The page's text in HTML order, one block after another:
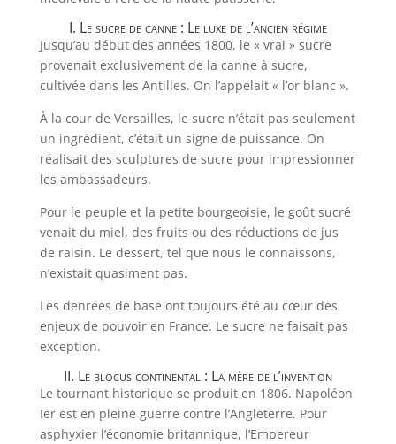
I. Le sucre de canne : Le luxe de l’ancien régime
Jusqu’au début des années 1800, le « vrai » sucre
provenait exclusivement de la canne à sucre,
cultivée dans les Antilles. On l’appelait « l’or blanc ».
À la cour de Versailles, le sucre n’était pas seulement
un ingrédient, c’était un signe de puissance. On
réalisait des sculptures de sucre pour impressionner
les ambassadeurs.
Pour le peuple et la petite bourgeoisie, le goût sucré
venait du miel, des fruits ou des réductions de jus
de raisin. Le dessert, tel que nous le connaissons,
n’existait quasiment pas.
Les denrées de base ont toujours été au cœur des
enjeux de pouvoir en France. Le sucre ne faisait pas
exception.
II. Le blocus continental : La mère de l’invention
Le tournant historique se produit en 1806. Napoléon
Ier est en pleine guerre contre l’Angleterre. Pour
asphyxier l’économie britannique, l’Empereur